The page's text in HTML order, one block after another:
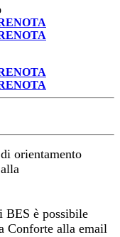
orientamento
BES è possibile
Conforte alla email